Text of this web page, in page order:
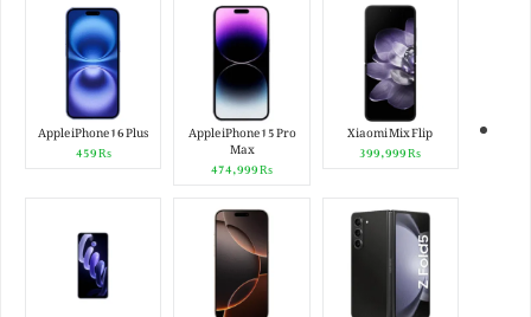
Xiaomi Mix Flip
₨ 399,999
Apple iPhone 15 Pro
Max
₨ 474,999
Apple iPhone 16 Plus
₨ 459